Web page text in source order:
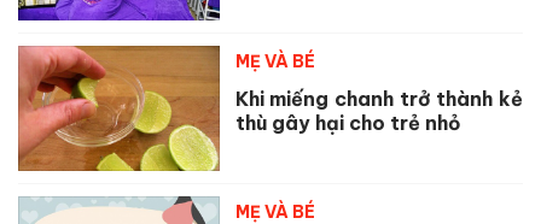
MẸ VÀ BÉ
Khi miếng chanh trở thành kẻ
thù gây hại cho trẻ nhỏ
MẸ VÀ BÉ